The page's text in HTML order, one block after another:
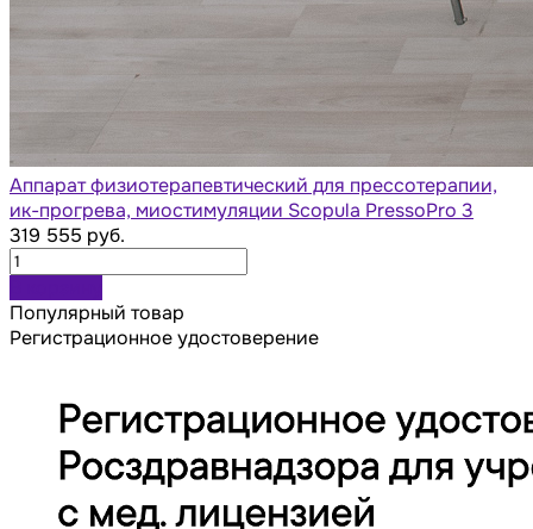
Аппарат физиотерапевтический для прессотерапии,
ик-прогрева, миостимуляции Scopula PressoPro 3
319 555 руб.
Популярный товар
Регистрационное удостоверение